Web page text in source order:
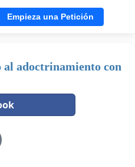
Empieza una Petición
al adoctrinamiento con